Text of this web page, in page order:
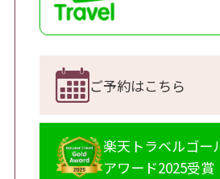
ご予約はこちら
楽天トラベルゴー
アワード2025受賞